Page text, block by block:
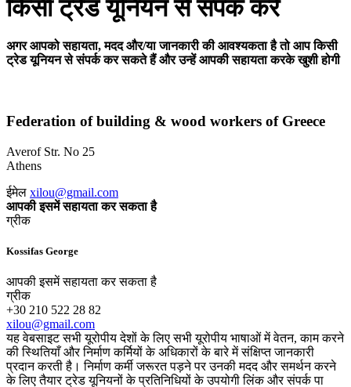
किसी ट्रेड यूनियन से संपक करें
अगर आपको सहायता, मदद और/या जानकारी की आवश्यकता है तो आप किसी
ट्रेड यूनियन से संपर्क कर सकते हैं और उन्हें आपकी सहायता करके खुशी होगी
Federation of building & wood workers of Greece
Averof Str. No 25
Athens
ईमेल xilou@gmail.com
आपकी इसमें सहायता कर सकता है
ग्रीक
Kossifas George
आपकी इसमें सहायता कर सकता है
ग्रीक
+30 210 522 28 82
xilou@gmail.com
यह वेबसाइट सभी यूरोपीय देशों के लिए सभी यूरोपीय भाषाओं में वेतन, काम करने
की स्थितियाँ और निर्माण कर्मियों के अधिकारों के बारे में संक्षिप्त जानकारी
प्रदान करती है। निर्माण कर्मी जरूरत पड़ने पर उनकी मदद और समर्थन करने
के लिए तैयार ट्रेड यूनियनों के प्रतिनिधियों के उपयोगी लिंक और संपर्क पा